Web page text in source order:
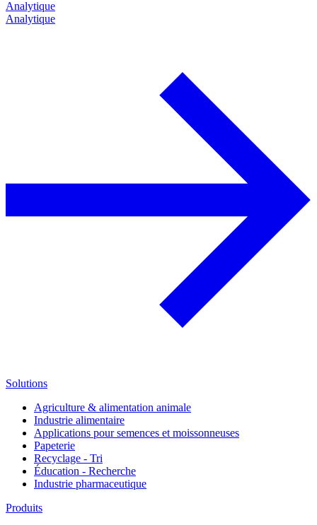
Analytique
Analytique
Solutions
Agriculture & alimentation animale
Industrie alimentaire
Applications pour semences et moissonneuses
Papeterie
Recyclage - Tri
Éducation - Recherche
Industrie pharmaceutique
Produits